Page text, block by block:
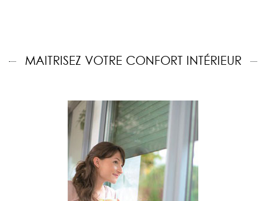
MAITRISEZ VOTRE CONFORT INTÉRIEUR